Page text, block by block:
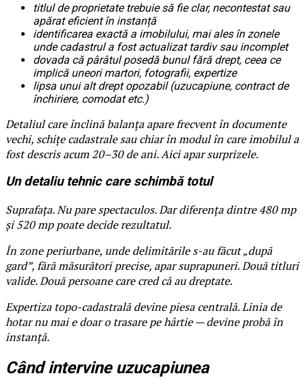
titlul de proprietate trebuie să fie clar, necontestat sau
apărat eficient în instanță
identificarea exactă a imobilului, mai ales în zonele
unde cadastrul a fost actualizat tardiv sau incomplet
dovada că pârâtul posedă bunul fără drept, ceea ce
implică uneori martori, fotografii, expertize
lipsa unui alt drept opozabil (uzucapiune, contract de
închiriere, comodat etc.)
Detaliul care înclină balanța apare frecvent în documente
vechi, schițe cadastrale sau chiar în modul în care imobilul a
fost descris acum 20–30 de ani. Aici apar surprizele.
Un detaliu tehnic care schimbă totul
Suprafața. Nu pare spectaculos. Dar diferența dintre 480 mp
și 520 mp poate decide rezultatul.
În zone periurbane, unde delimitările s-au făcut „după
gard”, fără măsurători precise, apar suprapuneri. Două titluri
valide. Două persoane care cred că au dreptate.
Expertiza topo-cadastrală devine piesa centrală. Linia de
hotar nu mai e doar o trasare pe hârtie — devine probă în
instanță.
Când intervine uzucapiunea